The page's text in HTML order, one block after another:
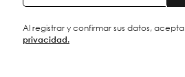
Al registrar y confirmar sus datos,
privacidad.